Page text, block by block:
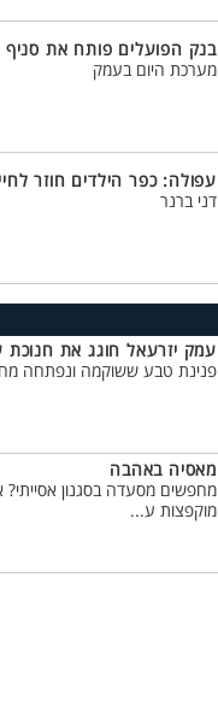
בנק הפועלים פותח את סניף
מערכת היום בעמק
עפולה: כפר הילדים חוזר
דני ברנר
עמק יזרעאל חוגג את
פנינת טבע ששוקמה ונפתחה
מאסיה באהבה
מחפשים מסעדה בסגנון אסייתי?
מוקפצות ע...